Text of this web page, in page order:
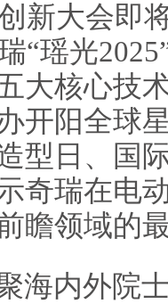
新大会即
“瑶光
大核心技
开阳全球
型日、国
奇瑞在电
瞻领域的
海内外院